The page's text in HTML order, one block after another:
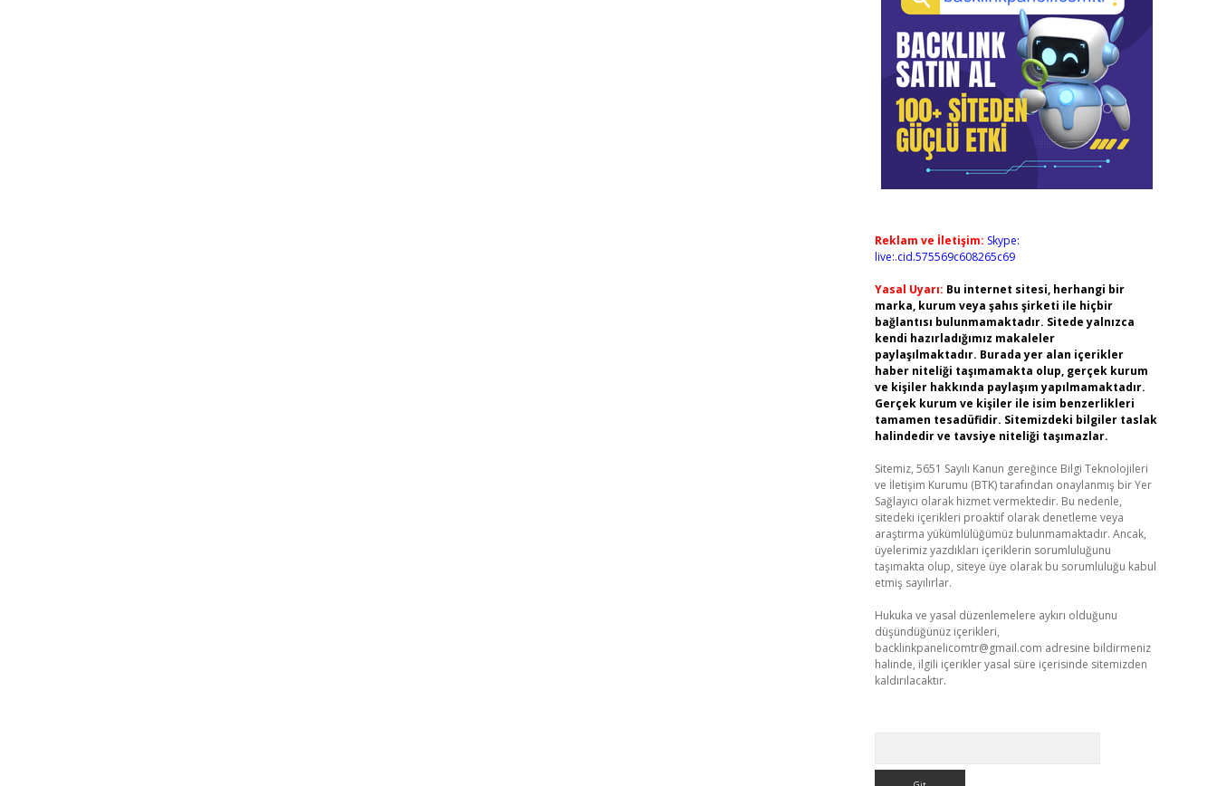
Reklam ve İletişim: Skype:
live:.cid.575569c608265c69
Yasal Uyarı: Bu internet sitesi, herhangi bir
marka, kurum veya şahıs şirketi ile hiçbir
bağlantısı bulunmamaktadır. Sitede yalnızca
kendi hazırladığımız makaleler
paylaşılmaktadır. Burada yer alan içerikler
haber niteliği taşımamakta olup, gerçek kurum
ve kişiler hakkında paylaşım yapılmamaktadır.
Gerçek kurum ve kişiler ile isim benzerlikleri
tamamen tesadüfidir. Sitemizdeki bilgiler taslak
halindedir ve tavsiye niteliği taşımazlar.
Sitemiz, 5651 Sayılı Kanun gereğince Bilgi Teknolojileri
ve İletişim Kurumu (BTK) tarafından onaylanmış bir Yer
Sağlayıcı olarak hizmet vermektedir. Bu nedenle,
sitedeki içerikleri proaktif olarak denetleme veya
araştırma yükümlülüğümüz bulunmamaktadır. Ancak,
üyelerimiz yazdıkları içeriklerin sorumluluğunu
taşımakta olup, siteye üye olarak bu sorumluluğu kabul
etmiş sayılırlar.
Hukuka ve yasal düzenlemelere aykırı olduğunu
düşündüğünüz içerikleri,
backlinkpanelicomtr@gmail.com adresine bildirmeniz
halinde, ilgili içerikler yasal süre içerisinde sitemizden
kaldırılacaktır.